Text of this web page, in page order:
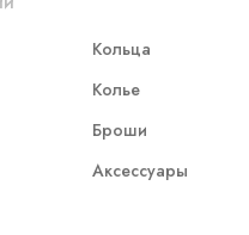
Кольца
Колье
Броши
Аксессуары